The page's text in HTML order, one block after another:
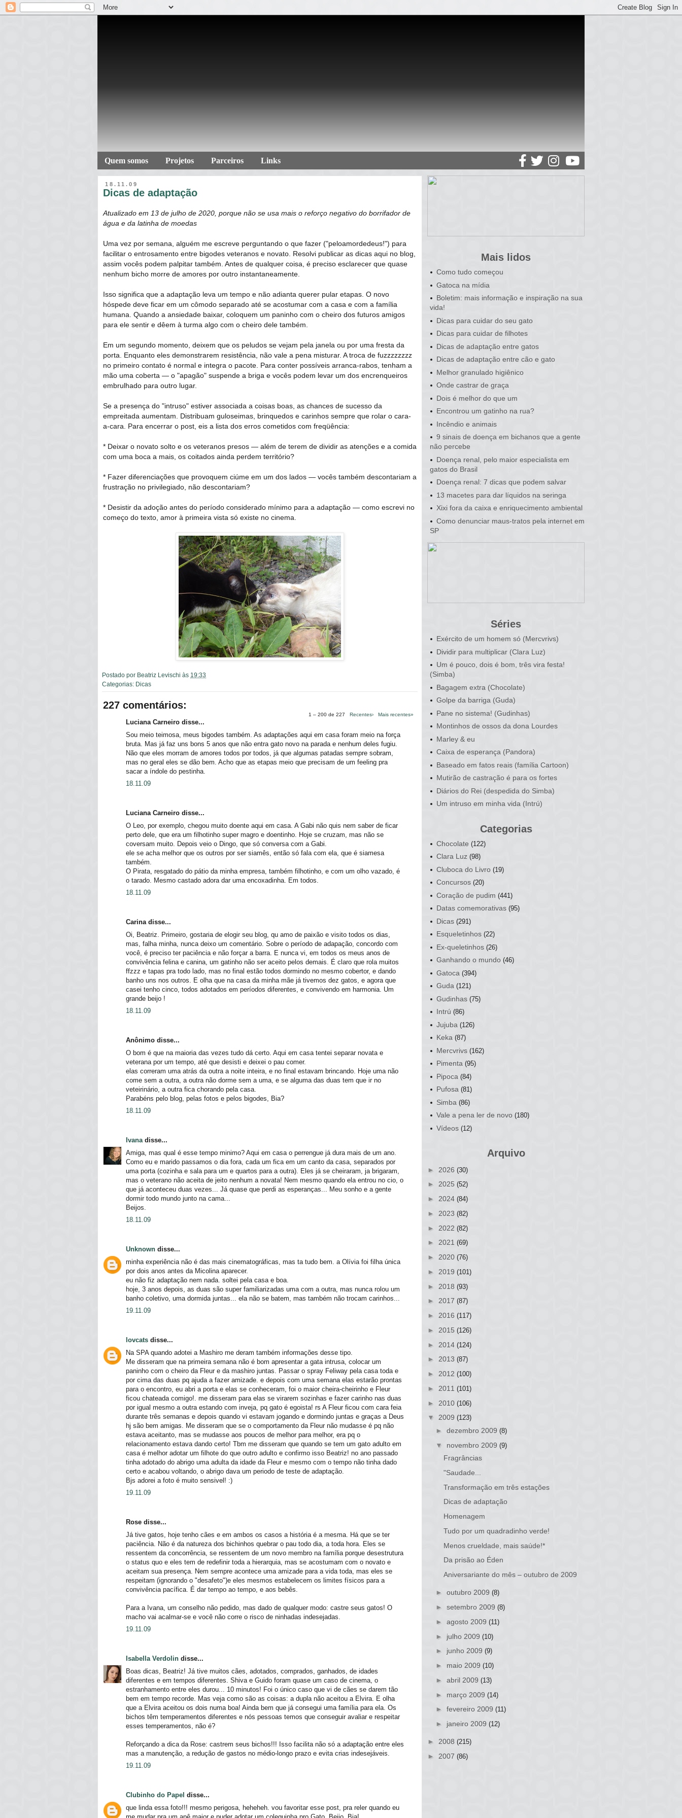
Quem somos Projetos Parceiros Links
18.11.09
Dicas de adaptação
Atualizado em 13 de julho de 2020, porque não se usa mais o reforço negativo do borrifador de
água e da latinha de moedas
Uma vez por semana, alguém me escreve perguntando o que fazer ("peloamordedeus!") para
facilitar o entrosamento entre bigodes veteranos e novato. Resolvi publicar as dicas aqui no blog,
assim vocês podem palpitar também. Antes de qualquer coisa, é preciso esclarecer que quase
nenhum bicho morre de amores por outro instantaneamente.
Isso significa que a adaptação leva um tempo e não adianta querer pular etapas. O novo
hóspede deve ficar em um cômodo separado até se acostumar com a casa e com a família
humana. Quando a ansiedade baixar, coloquem um paninho com o cheiro dos futuros amigos
para ele sentir e dêem à turma algo com o cheiro dele também.
Em um segundo momento, deixem que os peludos se vejam pela janela ou por uma fresta da
porta. Enquanto eles demonstrarem resistência, não vale a pena misturar. A troca de fuzzzzzzzz
no primeiro contato é normal e integra o pacote. Para conter possíveis arranca-rabos, tenham a
mão uma coberta — o "apagão" suspende a briga e vocês podem levar um dos encrenqueiros
embrulhado para outro lugar.
Se a presença do "intruso" estiver associada a coisas boas, as chances de sucesso da
empreitada aumentam. Distribuam guloseimas, brinquedos e carinhos sempre que rolar o cara-
a-cara. Para encerrar o post, eis a lista dos erros cometidos com freqüência:
* Deixar o novato solto e os veteranos presos — além de terem de dividir as atenções e a comida
com uma boca a mais, os coitados ainda perdem território?
* Fazer diferenciações que provoquem ciúme em um dos lados — vocês também descontariam a
frustração no privilegiado, não descontariam?
* Desistir da adoção antes do período considerado mínimo para a adaptação — como escrevi no
começo do texto, amor à primeira vista só existe no cinema.
Postado por Beatriz Levischi às 19:33
Categorias: Dicas
227 comentários:
1 – 200 de 227 Recentes› Mais recentes»
Luciana Carneiro disse...
Sou meio teimosa, meus bigodes também. As adaptações aqui em casa foram meio na força
bruta. Mas já faz uns bons 5 anos que não entra gato novo na parada e nenhum deles fugiu.
Não que eles morram de amores todos por todos, já que algumas patadas sempre sobram,
mas no geral eles se dão bem. Acho que as etapas meio que precisam de um feeling pra
sacar a índole do pestinha.
18.11.09
Luciana Carneiro disse...
O Leo, por exemplo, chegou muito doente aqui em casa. A Gabi não quis nem saber de ficar
perto dele, que era um filhotinho super magro e doentinho. Hoje se cruzam, mas não se
coversam muito. Depois veio o Dingo, que só conversa com a Gabi.
ele se acha melhor que os outros por ser siamês, então só fala com ela, que é siamesa
também.
O Pirata, resgatado do pátio da minha empresa, também filhotinho, e com um olho vazado, é
o tarado. Mesmo castado adora dar uma encoxadinha. Em todos.
18.11.09
Carina disse...
Oi, Beatriz. Primeiro, gostaria de elogir seu blog, qu amo de paixão e visito todos os dias,
mas, falha minha, nunca deixo um comentário. Sobre o período de adapação, concordo com
você, é preciso ter paciência e não forçar a barra. E nunca vi, em todos os meus anos de
convivência felina e canina, um gatinho não ser aceito pelos demais. É claro que rola muitos
ffzzz e tapas pra todo lado, mas no final estão todos dormindo no mesmo cobertor, e dando
banho uns nos outros. E olha que na casa da minha mãe já tivemos dez gatos, e agora que
casei tenho cinco, todos adotados em períodos diferentes, e convivendo em harmonia. Um
grande beijo !
18.11.09
Anônimo disse...
O bom é que na maioria das vezes tudo dá certo. Aqui em casa tentei separar novata e
veterana por um tempo, até que desisti e deixei o pau comer.
elas correram uma atrás da outra a noite inteira, e no final estavam brincando. Hoje uma não
come sem a outra, a outra não dorme sem a uma, e se alguma das duas tem que ir no
veteirinário, a outra fica chorando pela casa.
Parabéns pelo blog, pelas fotos e pelos bigodes, Bia?
18.11.09
Ivanadisse...
Amiga, mas qual é esse tempo minimo? Aqui em casa o perrengue já dura mais de um ano.
Como eu e marido passamos o dia fora, cada um fica em um canto da casa, separados por
uma porta (cozinha e sala para um e quartos para a outra). Eles já se cheiraram, ja brigaram,
mas o veterano não aceita de jeito nenhum a novata! Nem mesmo quando ela entrou no cio, o
que já aconteceu duas vezes... Já quase que perdi as esperanças... Meu sonho e a gente
dormir todo mundo junto na cama...
Beijos.
18.11.09
Unknown disse...
minha experiência não é das mais cinematográficas, mas ta tudo bem. a Olívia foi filha única
por dois anos antes da Micolina aparecer.
eu não fiz adaptação nem nada. soltei pela casa e boa.
hoje, 3 anos depois, as duas são super familiarizadas uma com a outra, mas nunca rolou um
banho coletivo, uma dormida juntas... ela não se batem, mas também não trocam carinhos...
19.11.09
lovcats disse...
Na SPA quando adotei a Mashiro me deram também informações desse tipo.
Me disseram que na primeira semana não é bom apresentar a gata intrusa, colocar um
paninho com o cheiro da Fleur e da mashiro juntas. Passar o spray Feliway pela casa toda e
por cima das duas pq ajuda a fazer amizade. e depois com uma semana elas estarão prontas
para o encontro, eu abri a porta e elas se conheceram, foi o maior cheira-cheirinho e Fleur
ficou chateada comigo!. me disseram para elas se virarem sozinhas e fazer carinho nas duas
por igual mesmo a outra estando com inveja, pq gato é egoista! rs A Fleur ficou com cara feia
durante três semanas e depois quando vi estavam jogando e dormindo juntas e graças a Deus
hj são bem amigas. Me disseram que se o comportamento da Fleur não mudasse é pq não
estava aceitanto, mas se mudasse aos poucos de melhor para melhor, era pq o
relacionamento estava dando certo! Tbm me disseram que quando se tem um gato adulto em
casa é melhor adotar um filhote do que outro adulto e confirmo isso Beatriz! no ano passado
tinha adotado do abrigo uma adulta da idade da Fleur e mesmo com o tempo não tinha dado
certo e acabou voltando, o abrigo dava um periodo de teste de adaptação.
Bjs adorei a foto é muito sensivel! :)
19.11.09
Rose disse...
Já tive gatos, hoje tenho cães e em ambos os casos a história é a mesma. Há que se ter
paciência. Não é da natureza dos bichinhos quebrar o pau todo dia, a toda hora. Eles se
ressentem da concorrência, se ressentem de um novo membro na família porque desestrutura
o status quo e eles tem de redefinir toda a hierarquia, mas se acostumam com o novato e
aceitam sua presença. Nem sempre acontece uma amizade para a vida toda, mas eles se
respeitam (ignorando o "desafeto")e eles mesmos estabelecem os limites físicos para a
convivência pacífica. É dar tempo ao tempo, e aos bebês.
Para a Ivana, um conselho não pedido, mas dado de qualquer modo: castre seus gatos! O
macho vai acalmar-se e você não corre o risco de ninhadas indesejadas.
19.11.09
Isabella Verdolin disse...
Boas dicas, Beatriz! Já tive muitos cães, adotados, comprados, ganhados, de idades
diferentes e em tempos diferentes. Shiva e Guido foram quase um caso de cinema, o
estranhamento entre eles durou... 10 minutos! Foi o único caso que vi de cães se darem tão
bem em tempo recorde. Mas veja como são as coisas: a dupla não aceitou a Elvira. E olha
que a Elvira aceitou os dois numa boa! Ainda bem que já consegui uma família para ela. Os
bichos têm temperamentos diferentes e nós pessoas temos que conseguir avaliar e respeitar
esses temperamentos, não é?
Reforçando a dica da Rose: castrem seus bichos!!! Isso facilita não só a adaptação entre eles
mas a manutenção, a redução de gastos no médio-longo prazo e evita crias indesejáveis.
19.11.09
Clubinho do Papel disse...
que linda essa foto!!! mesmo perigosa, heheheh. vou favoritar esse post, pra reler quando eu
Mais lidos
Como tudo começou
Gatoca na mídia
Boletim: mais informação e inspiração na sua
vida!
Dicas para cuidar do seu gato
Dicas para cuidar de filhotes
Dicas de adaptação entre gatos
Dicas de adaptação entre cão e gato
Melhor granulado higiênico
Onde castrar de graça
Dois é melhor do que um
Encontrou um gatinho na rua?
Incêndio e animais
9 sinais de doença em bichanos que a gente
não percebe
Doença renal, pelo maior especialista em
gatos do Brasil
Doença renal: 7 dicas que podem salvar
13 macetes para dar líquidos na seringa
Xixi fora da caixa e enriquecimento ambiental
Como denunciar maus-tratos pela internet em
SP
Séries
Exército de um homem só (Mercvrivs)
Dividir para multiplicar (Clara Luz)
Um é pouco, dois é bom, três vira festa!
(Simba)
Bagagem extra (Chocolate)
Golpe da barriga (Guda)
Pane no sistema! (Gudinhas)
Montinhos de ossos da dona Lourdes
Marley & eu
Caixa de esperança (Pandora)
Baseado em fatos reais (família Cartoon)
Mutirão de castração é para os fortes
Diários do Rei (despedida do Simba)
Um intruso em minha vida (Intrú)
Categorias
Chocolate (122)
Clara Luz (98)
Cluboca do Livro (19)
Concursos (20)
Coração de pudim (441)
Datas comemorativas (95)
Dicas (291)
Esqueletinhos (22)
Ex-queletinhos (26)
Ganhando o mundo (46)
Gatoca (394)
Guda (121)
Gudinhas (75)
Intrú (86)
Jujuba (126)
Keka (87)
Mercvrivs (162)
Pimenta (95)
Pipoca (84)
Pufosa (81)
Simba (86)
Vale a pena ler de novo (180)
Vídeos (12)
Arquivo
► 2026 (30)
► 2025 (52)
► 2024 (84)
► 2023 (82)
► 2022 (82)
► 2021 (69)
► 2020 (76)
► 2019 (101)
► 2018 (93)
► 2017 (87)
► 2016 (117)
► 2015 (126)
► 2014 (124)
► 2013 (87)
► 2012 (100)
► 2011 (101)
► 2010 (106)
▼ 2009 (123)
► dezembro 2009 (8)
▼ novembro 2009 (9)
Fragrâncias
"Saudade...
Transformação em três estações
Dicas de adaptação
Homenagem
Tudo por um quadradinho verde!
Menos crueldade, mais saúde!*
Da prisão ao Éden
Aniversariante do mês – outubro de 2009
► outubro 2009 (8)
► setembro 2009 (8)
► agosto 2009 (11)
► julho 2009 (10)
► junho 2009 (9)
► maio 2009 (10)
► abril 2009 (13)
► março 2009 (14)
► fevereiro 2009 (11)
► janeiro 2009 (12)
► 2008 (215)
► 2007 (86)